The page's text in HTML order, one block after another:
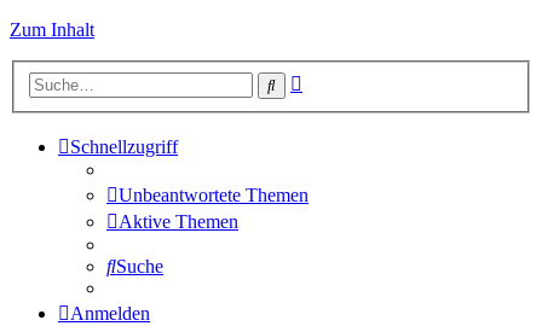
Zum Inhalt
Suche
Schnellzugriff
Unbeantwortete Themen
Aktive Themen
Suche
Anmelden